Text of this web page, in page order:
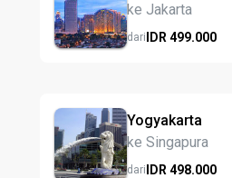
ke Jakarta
dariIDR 499.000
Yogyakarta
ke Singapura
dariIDR 498.000